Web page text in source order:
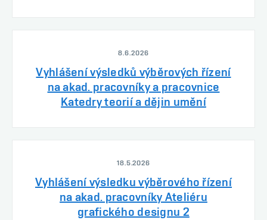
8.6.2026
Vyhlášení výsledků výběrových řízení
na akad. pracovníky a pracovnice
Katedry teorií a dějin umění
18.5.2026
Vyhlášení výsledku výběrového řízení
na akad. pracovníky Ateliéru
grafického designu 2